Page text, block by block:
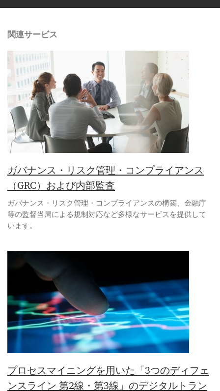
関連サービス
ガバナンス・リスク管理・コンプライアンス
（GRC）および内部監査
ガバナンス・リスク管理・コンプライアンスの構築、金融庁
等の監督当局による規制対応など多様なサービスを提供して
います。
プロセスマイニングを用いた「3つのディフェ
ンスライン 第2線・第3線」のデジタルトラン